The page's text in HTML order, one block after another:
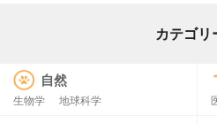
カテゴリ
自然
生物学 地球科学